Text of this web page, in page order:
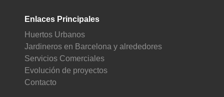
Enlaces Principales
Huertos Urbanos
Jardineros en Barcelona y alrededores
Servicios Comerciales
Evolución de proyectos
Contacto